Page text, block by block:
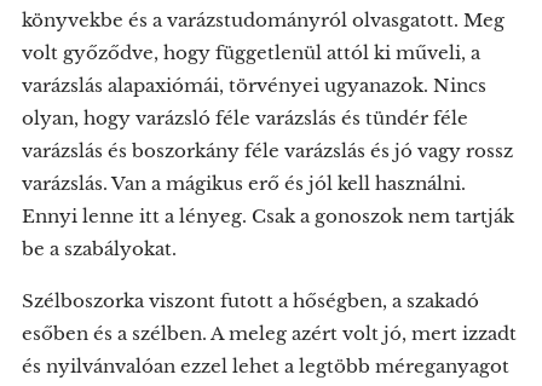
könyvekbe és a varázstudományról olvasgatott. Meg
volt győződve, hogy függetlenül attól ki műveli, a
varázslás alapaxiómái, törvényei ugyanazok. Nincs
olyan, hogy varázsló féle varázslás és tündér féle
varázslás és boszorkány féle varázslás és jó vagy rossz
varázslás. Van a mágikus erő és jól kell használni.
Ennyi lenne itt a lényeg. Csak a gonoszok nem tartják
be a szabályokat.
Szélboszorka viszont futott a hőségben, a szakadó
esőben és a szélben. A meleg azért volt jó, mert izzadt
és nyilvánvalóan ezzel lehet a legtöbb méreganyagot